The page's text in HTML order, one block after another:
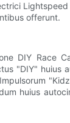
offerunt.
DIY Race
"DIY" huius
huius